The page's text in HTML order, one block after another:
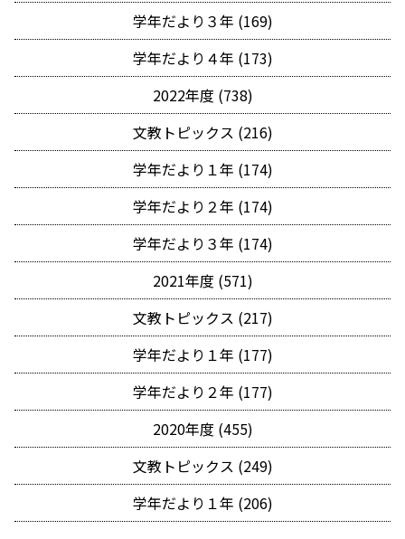
学年だより３年 (169)
学年だより４年 (173)
2022年度 (738)
文教トピックス (216)
学年だより１年 (174)
学年だより２年 (174)
学年だより３年 (174)
2021年度 (571)
文教トピックス (217)
学年だより１年 (177)
学年だより２年 (177)
2020年度 (455)
文教トピックス (249)
学年だより１年 (206)